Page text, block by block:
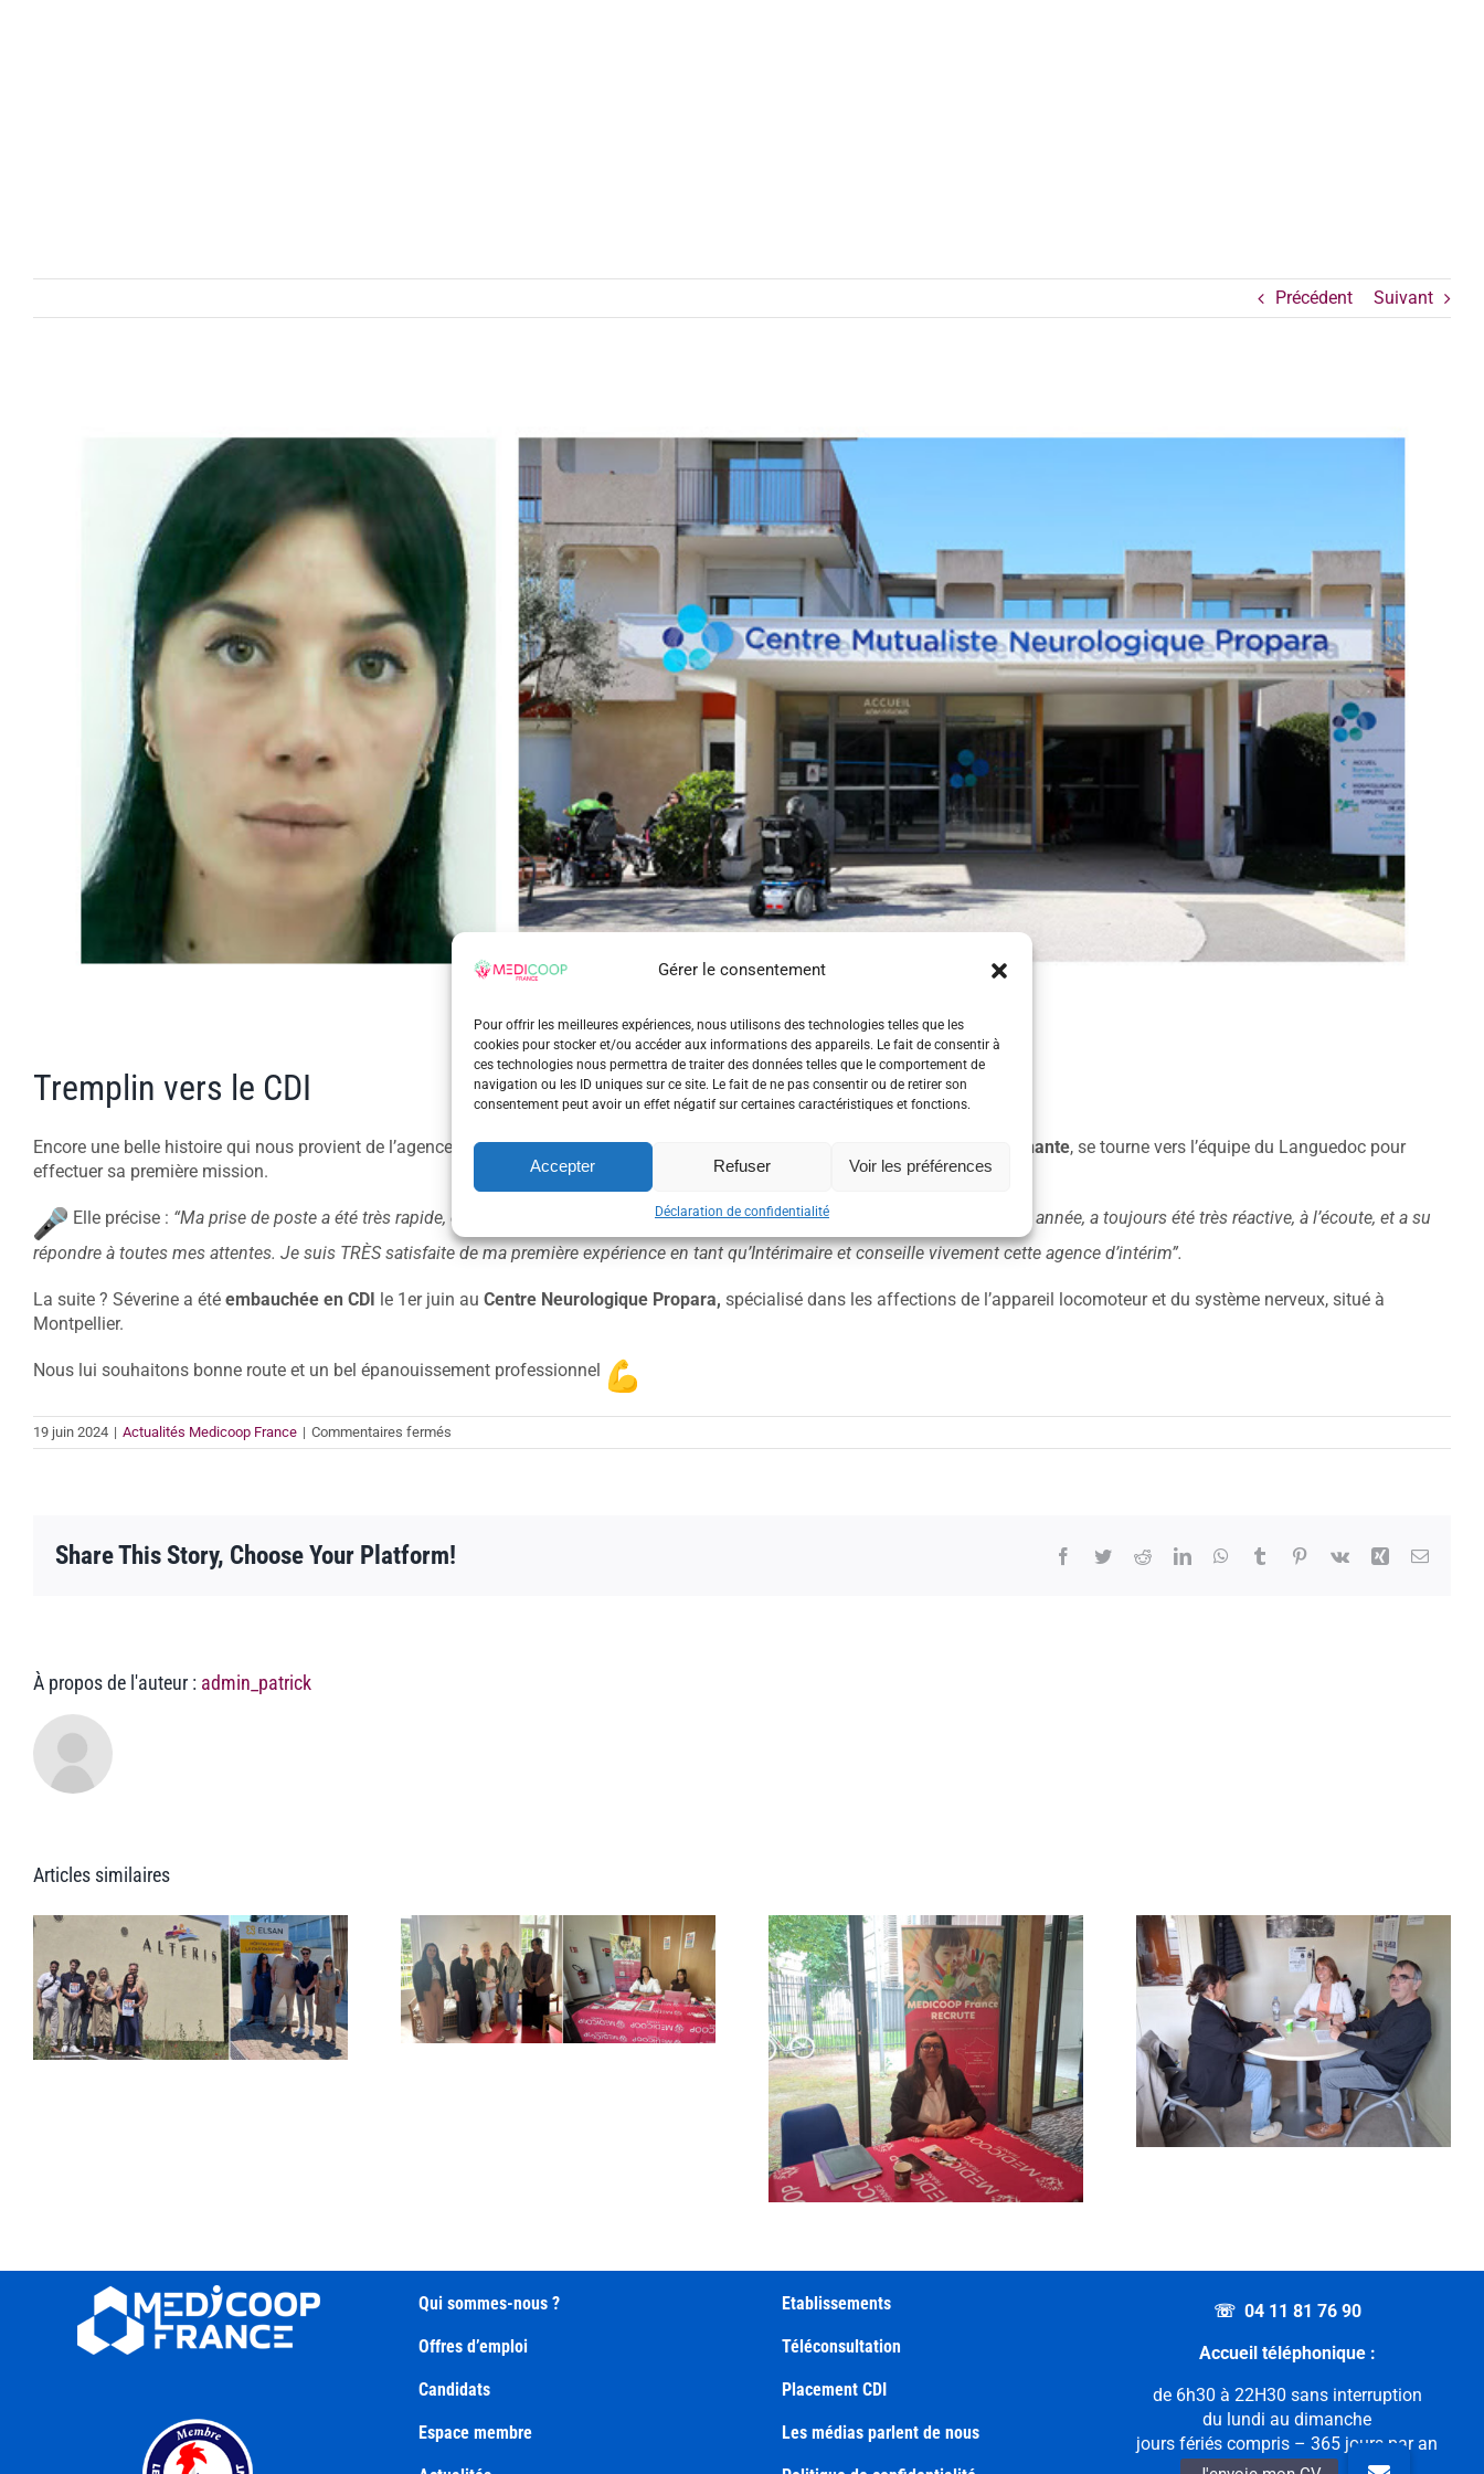
Gérer le consentement
Pour offrir les meilleures expériences, nous utilisons des technologies telles que les
cookies pour stocker et/ou accéder aux informations des appareils. Le fait de consentir à
ces technologies nous permettra de traiter des données telles que le comportement de
navigation ou les ID uniques sur ce site. Le fait de ne pas consentir ou de retirer son
consentement peut avoir un effet négatif sur certaines caractéristiques et fonctions.
Accepter Refuser Voir les préférences
Déclaration de confidentialité
Précédent Suivant
Tremplin vers le CDI
Encore une belle histoire qui nous provient de l’agence MEDICOOP France Occitanie ! suite à ces études d’aide soignante, se tourne vers l’équipe du Languedoc pour
effectuer sa première mission.
Elle précise : “Ma prise de poste a été très rapide, et correspondait à mes attentes. Sandra, qui s’est occupé de moi durant une année, a toujours été très réactive, à l’écoute, et a su
répondre à toutes mes attentes. Je suis TRÈS satisfaite de ma première expérience en tant qu’Intérimaire et conseille vivement cette agence d’intérim”.
La suite ? Séverine a été embauchée en CDI le 1er juin au Centre Neurologique Propara, spécialisé dans les affections de l’appareil locomoteur et du système nerveux, situé à
Montpellier.
Nous lui souhaitons bonne route et un bel épanouissement professionnel
19 juin 2024 | Actualités Medicoop France | Commentaires fermés
Tremplin
Share This Story, Choose Your Platform! Facebook
TwitterRedditLinkedInWhatsApp
Tumblr Pinterest
Vk Xing Email
À propos de l'auteur : admin_patrick
Articles similaires
Présence dans le
Loiret
Partenariat Mission
Locale Clermont-Ferrand
(63)
Qui sommes-nous ?
Offres d’emploi
Candidats
Espace membre
Etablissements
Téléconsultation
Placement CDI
Les médias parlent de nous
☏ 04 11 81 76 90
Accueil téléphonique :
de 6h30 à 22H30 sans interruption
du lundi au dimanche
jours fériés compris – 365 jours par an